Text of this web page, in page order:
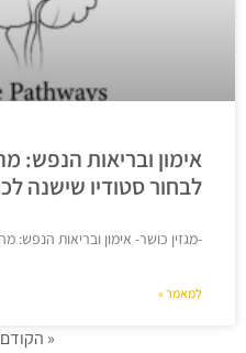
אימון ובריאות הנפש:
לבחור סטודיו שישנה
-מגזין כושר- אימון ובריאות הנפש:
למאמר »
« הקודם